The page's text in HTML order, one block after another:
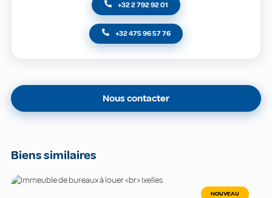
+32 2 792 92 01
+32 475 96 57 76
Nous contacter
Biens similaires
NOUVEAU